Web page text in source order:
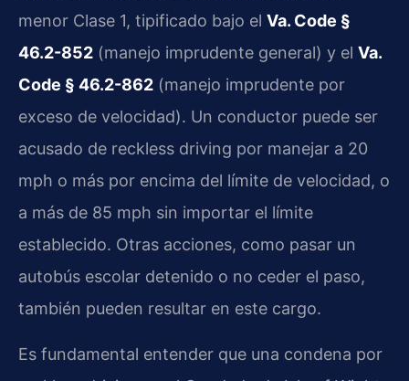
menor Clase 1, tipificado bajo el Va. Code §
46.2-852 (manejo imprudente general) y el Va.
Code § 46.2-862 (manejo imprudente por
exceso de velocidad). Un conductor puede ser
acusado de reckless driving por manejar a 20
mph o más por encima del límite de velocidad, o
a más de 85 mph sin importar el límite
establecido. Otras acciones, como pasar un
autobús escolar detenido o no ceder el paso,
también pueden resultar en este cargo.
Es fundamental entender que una condena por